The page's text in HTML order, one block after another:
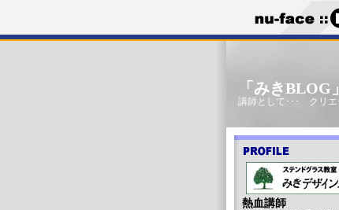
「みき
講師として･･･ クリエ
熱血講師